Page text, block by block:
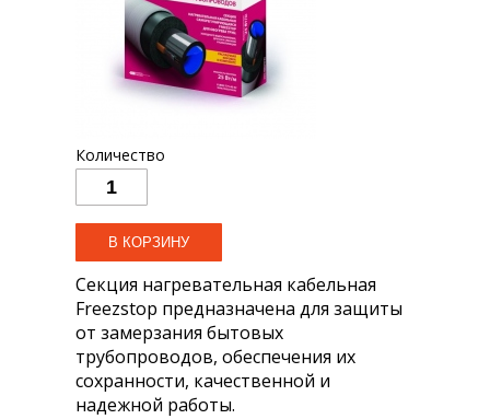
Количество
Секция нагревательная кабельная
Freezstop предназначена для защиты
от замерзания бытовых
трубопроводов, обеспечения их
сохранности, качественной и
надежной работы.